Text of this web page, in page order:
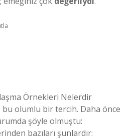
Örnekleri Nelerdir
olumlu bir tercih. Daha önce
şöyle olmuştu:
bazıları şunlardır: